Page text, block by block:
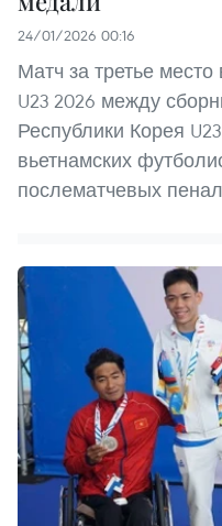
24/01/2026 00:16
Матч за третье место
U23 2026 между
Республики Корея
вьетнамских
послематчевых